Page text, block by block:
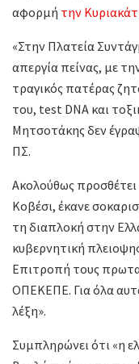
αφορμή την
«Στην Πλατεία
απεργία πείνας, με
τραγικός πατέρας
του, test DNA και
Μητσοτάκης δεν
ΠΣ.
Ακολούθως προσθέτει
Κοβέσι, έκανε
τη διαπλοκή στην
κυβερνητική
Επιτροπή τους
ΟΠΕΚΕΠΕ. Για όλα
λέξη».
Συμπληρώνει ότι «η